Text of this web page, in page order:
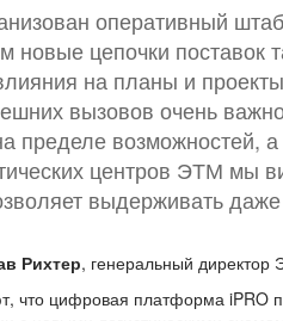
оперативный
новые цепочки поставок
на планы и
вызовов очень
пределе возможностей,
центров ЭТМ мы
выдерживать
Рихтер, генеральный директор
что цифровая платформа iPRO